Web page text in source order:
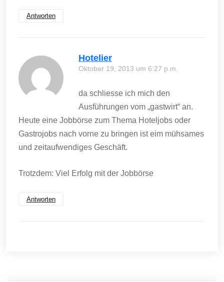
Antworten
Hotelier
Oktober 19, 2013 um 6:27 p.m.
da schliesse ich mich den
Ausführungen vom „gastwirt“ an.
Heute eine Jobbörse zum Thema Hoteljobs oder
Gastrojobs nach vorne zu bringen ist eim mühsames
und zeitaufwendiges Geschäft.
Trotzdem: Viel Erfolg mit der Jobbörse
Antworten